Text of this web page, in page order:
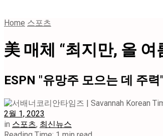
Home 스포츠
美 매체 “최지만, 올
ESPN "유망주 모으는 데 주력"
2월 1, 2023
in 스포츠, 최신뉴스